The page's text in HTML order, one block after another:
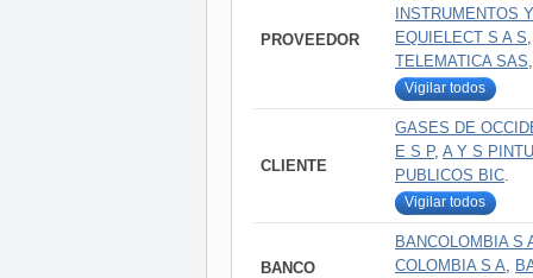
PROVEEDOR
INSTRUMENTOS
EQUIELECT S A S
TELEMATICA SAS
Vigilar todos
CLIENTE
GASES DE
E S P, A Y S
PUBLICOS BIC
Vigilar todos
BANCO
BANCOLOMBIA S
COLOMBIA S A